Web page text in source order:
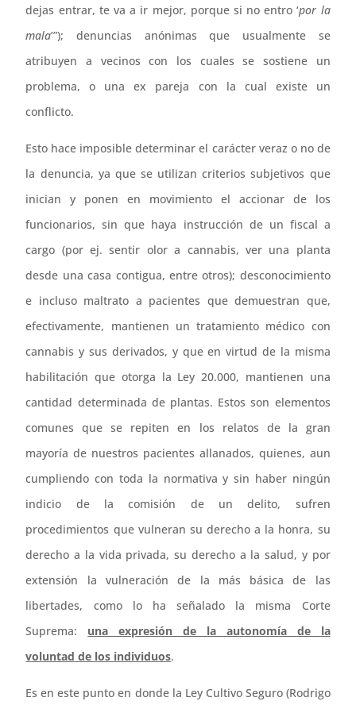
dejas entrar, te va a ir mejor, porque si no entro ‘por la
mala’”); denuncias anónimas que usualmente se
atribuyen a vecinos con los cuales se sostiene un
problema, o una ex pareja con la cual existe un
conflicto.
Esto hace imposible determinar el carácter veraz o no de
la denuncia, ya que se utilizan criterios subjetivos que
inician y ponen en movimiento el accionar de los
funcionarios, sin que haya instrucción de un fiscal a
cargo (por ej. sentir olor a cannabis, ver una planta
desde una casa contigua, entre otros); desconocimiento
e incluso maltrato a pacientes que demuestran que,
efectivamente, mantienen un tratamiento médico con
cannabis y sus derivados, y que en virtud de la misma
habilitación que otorga la Ley 20.000, mantienen una
cantidad determinada de plantas. Estos son elementos
comunes que se repiten en los relatos de la gran
mayoría de nuestros pacientes allanados, quienes, aun
cumpliendo con toda la normativa y sin haber ningún
indicio de la comisión de un delito, sufren
procedimientos que vulneran su derecho a la honra, su
derecho a la vida privada, su derecho a la salud, y por
extensión la vulneración de la más básica de las
libertades, como lo ha señalado la misma Corte
Suprema: una expresión de la autonomía de la
voluntad de los individuos.
Es en este punto en donde la Ley Cultivo Seguro (Rodrigo